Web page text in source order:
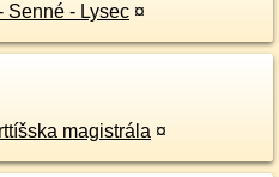
Senné - Lysec ¤
magistrála ¤